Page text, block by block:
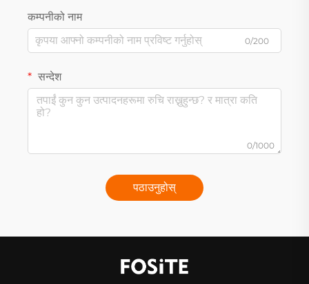
कम्पनीको नाम
0/200
सन्देश
0/1000
पठाउनुहोस्